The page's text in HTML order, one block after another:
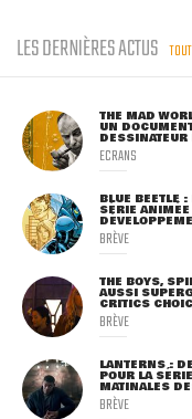
LES DERNIÈRES ACTUS
THE MAD
UN
DESSINATEUR
ECRANS
BLUE BEETLE
SÉRIE ANIMÉE
BRÈVE
THE BOYS,
AUSSI
CRITICS
BRÈVE
LANTERNS :
POUR LA
MATINALES
BRÈVE